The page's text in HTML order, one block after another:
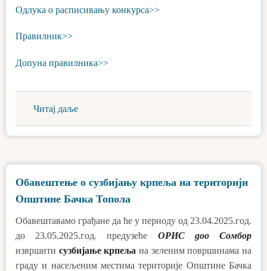
Одлука о расписивању конкурса>>
Правилник>>
Допуна правилника>>
Читај даље
Обавештење о сузбијању крпеља на територији
Општине Бачка Топола
Обавештавамо грађане да ће у периоду од 23.04.2025.год.
до 23.05.2025.год. предузеће ОРИС доо Сомбор
извршити сузбијање крпеља на зеленим површинама на
граду и насељеним местима територије Општине Бачка